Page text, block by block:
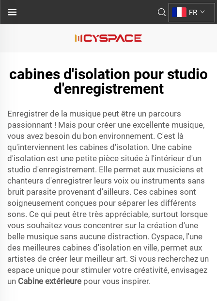
FR
cabines d'isolation pour studio
d'enregistrement
Enregistrer de la musique peut être un parcours
passionnant ! Mais pour créer une excellente musique,
vous avez besoin du bon environnement. C'est là
qu'interviennent les cabines d'isolation. Une cabine
d'isolation est une petite pièce située à l'intérieur d'un
studio d'enregistrement. Elle permet aux musiciens et
chanteurs d'enregistrer leurs voix ou instruments sans
bruit parasite provenant d'ailleurs. Ces cabines sont
soigneusement conçues pour séparer les différents
sons. Ce qui peut être très appréciable, surtout lorsque
vous souhaitez vous concentrer sur la création d'une
belle musique sans aucune distraction. Cyspace, l'une
des meilleures cabines d'isolation en ville, permet aux
artistes de créer leur meilleur art. Si vous recherchez un
espace unique pour stimuler votre créativité, envisagez
un Cabine extérieure pour vous inspirer.